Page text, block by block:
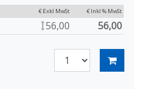
€ Exkl MwSt € Inkl % MwSt
56,00 56,00